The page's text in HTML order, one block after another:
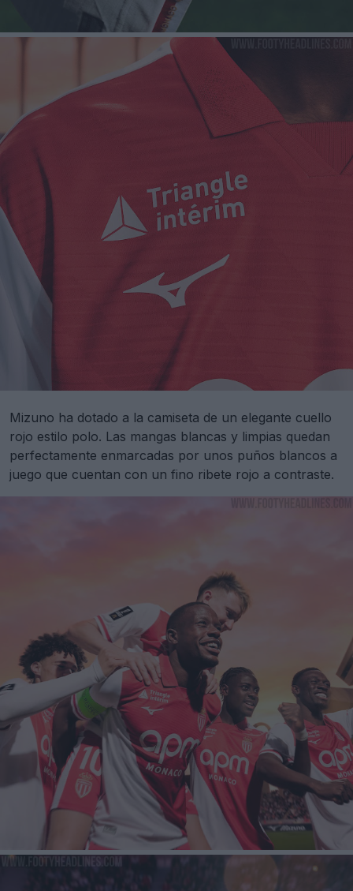
Mizuno ha dotado a la camiseta de un elegante cuello
rojo estilo polo. Las mangas blancas y limpias quedan
perfectamente enmarcadas por unos puños blancos a
juego que cuentan con un fino ribete rojo a contraste.